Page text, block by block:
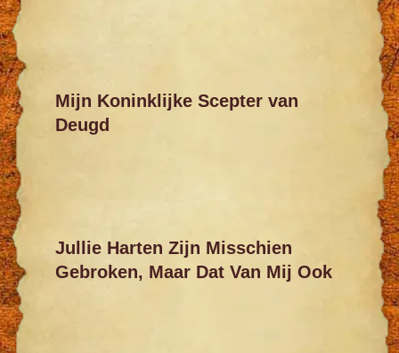
Mijn Koninklijke Scepter van
Deugd
Jullie Harten Zijn Misschien
Gebroken, Maar Dat Van Mij Ook